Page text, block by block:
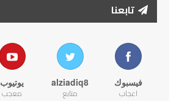
تابعنا
فيسبوك
اعجاب
alziadiq8
متابع
يوتيوب
معجب